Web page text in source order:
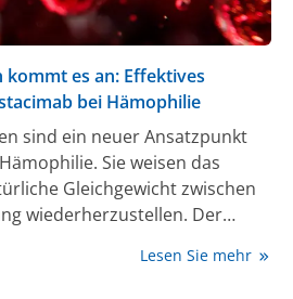
kommt es an: Effektives
bei Hämophilie
sind ein neuer Ansatzpunkt
Sie weisen das
Gleichgewicht zwischen
wiederherzustellen. Der
Inhibitor, wodurch die FXa- und
Lesen Sie mehr